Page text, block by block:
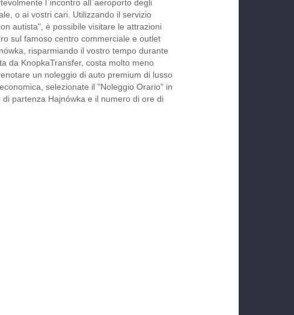
l`incontro all`aeroporto degli
o ai vostri cari. Utilizzando il servizio
autista", è possibile visitare le attrazioni
sul famoso centro commerciale e outlet
risparmiando il vostro tempo durante
da KnopkaTransfer, costa molto meno
un noleggio di auto premium di lusso
selezionate il "Noleggio Orario" in
partenza Hajnówka e il numero di ore di